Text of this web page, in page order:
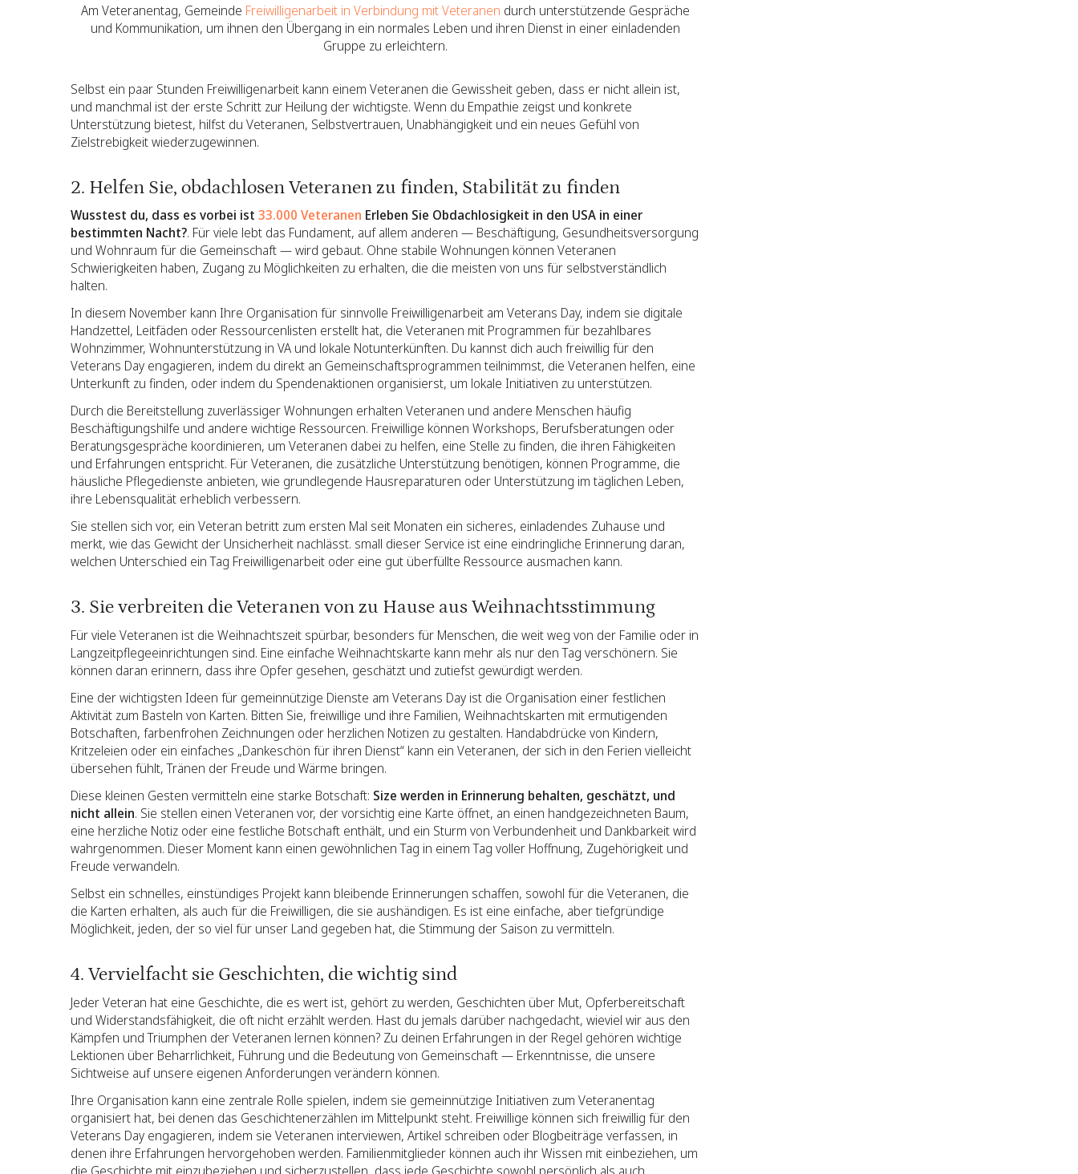
Am Veteranentag, Gemeinde Freiwilligenarbeit in Verbindung mit Veteranen durch unterstützende Gespräche
und Kommunikation, um ihnen den Übergang in ein normales Leben und ihren Dienst in einer einladenden
Gruppe zu erleichtern.
Selbst ein paar Stunden Freiwilligenarbeit kann einem Veteranen die Gewissheit geben, dass er nicht allein ist,
und manchmal ist der erste Schritt zur Heilung der wichtigste. Wenn du Empathie zeigst und konkrete
Unterstützung bietest, hilfst du Veteranen, Selbstvertrauen, Unabhängigkeit und ein neues Gefühl von
Zielstrebigkeit wiederzugewinnen.
2. Helfen Sie, obdachlosen Veteranen zu finden, Stabilität zu finden
Wusstest du, dass es vorbei ist 33.000 Veteranen Erleben Sie Obdachlosigkeit in den USA in einer
bestimmten Nacht?. Für viele lebt das Fundament, auf allem anderen — Beschäftigung, Gesundheitsversorgung
und Wohnraum für die Gemeinschaft — wird gebaut. Ohne stabile Wohnungen können Veteranen
Schwierigkeiten haben, Zugang zu Möglichkeiten zu erhalten, die die meisten von uns für selbstverständlich
halten.
In diesem November kann Ihre Organisation für sinnvolle Freiwilligenarbeit am Veterans Day, indem sie digitale
Handzettel, Leitfäden oder Ressourcenlisten erstellt hat, die Veteranen mit Programmen für bezahlbares
Wohnzimmer, Wohnunterstützung in VA und lokale Notunterkünften. Du kannst dich auch freiwillig für den
Veterans Day engagieren, indem du direkt an Gemeinschaftsprogrammen teilnimmst, die Veteranen helfen, eine
Unterkunft zu finden, oder indem du Spendenaktionen organisierst, um lokale Initiativen zu unterstützen.
Durch die Bereitstellung zuverlässiger Wohnungen erhalten Veteranen und andere Menschen häufig
Beschäftigungshilfe und andere wichtige Ressourcen. Freiwillige können Workshops, Berufsberatungen oder
Beratungsgespräche koordinieren, um Veteranen dabei zu helfen, eine Stelle zu finden, die ihren Fähigkeiten
und Erfahrungen entspricht. Für Veteranen, die zusätzliche Unterstützung benötigen, können Programme, die
häusliche Pflegedienste anbieten, wie grundlegende Hausreparaturen oder Unterstützung im täglichen Leben,
ihre Lebensqualität erheblich verbessern.
Sie stellen sich vor, ein Veteran betritt zum ersten Mal seit Monaten ein sicheres, einladendes Zuhause und
merkt, wie das Gewicht der Unsicherheit nachlässt. small dieser Service ist eine eindringliche Erinnerung daran,
welchen Unterschied ein Tag Freiwilligenarbeit oder eine gut überfüllte Ressource ausmachen kann.
3. Sie verbreiten die Veteranen von zu Hause aus Weihnachtsstimmung
Für viele Veteranen ist die Weihnachtszeit spürbar, besonders für Menschen, die weit weg von der Familie oder in
Langzeitpflegeeinrichtungen sind. Eine einfache Weihnachtskarte kann mehr als nur den Tag verschönern. Sie
können daran erinnern, dass ihre Opfer gesehen, geschätzt und zutiefst gewürdigt werden.
Eine der wichtigsten Ideen für gemeinnützige Dienste am Veterans Day ist die Organisation einer festlichen
Aktivität zum Basteln von Karten. Bitten Sie, freiwillige und ihre Familien, Weihnachtskarten mit ermutigenden
Botschaften, farbenfrohen Zeichnungen oder herzlichen Notizen zu gestalten. Handabdrücke von Kindern,
Kritzeleien oder ein einfaches „Dankeschön für ihren Dienst“ kann ein Veteranen, der sich in den Ferien vielleicht
übersehen fühlt, Tränen der Freude und Wärme bringen.
Diese kleinen Gesten vermitteln eine starke Botschaft: Size werden in Erinnerung behalten, geschätzt, und
nicht allein. Sie stellen einen Veteranen vor, der vorsichtig eine Karte öffnet, an einen handgezeichneten Baum,
eine herzliche Notiz oder eine festliche Botschaft enthält, und ein Sturm von Verbundenheit und Dankbarkeit wird
wahrgenommen. Dieser Moment kann einen gewöhnlichen Tag in einem Tag voller Hoffnung, Zugehörigkeit und
Freude verwandeln.
Selbst ein schnelles, einstündiges Projekt kann bleibende Erinnerungen schaffen, sowohl für die Veteranen, die
die Karten erhalten, als auch für die Freiwilligen, die sie aushändigen. Es ist eine einfache, aber tiefgründige
Möglichkeit, jeden, der so viel für unser Land gegeben hat, die Stimmung der Saison zu vermitteln.
4. Vervielfacht sie Geschichten, die wichtig sind
Jeder Veteran hat eine Geschichte, die es wert ist, gehört zu werden, Geschichten über Mut, Opferbereitschaft
und Widerstandsfähigkeit, die oft nicht erzählt werden. Hast du jemals darüber nachgedacht, wieviel wir aus den
Kämpfen und Triumphen der Veteranen lernen können? Zu deinen Erfahrungen in der Regel gehören wichtige
Lektionen über Beharrlichkeit, Führung und die Bedeutung von Gemeinschaft — Erkenntnisse, die unsere
Sichtweise auf unsere eigenen Anforderungen verändern können.
Ihre Organisation kann eine zentrale Rolle spielen, indem sie gemeinnützige Initiativen zum Veteranentag
organisiert hat, bei denen das Geschichtenerzählen im Mittelpunkt steht. Freiwillige können sich freiwillig für den
Veterans Day engagieren, indem sie Veteranen interviewen, Artikel schreiben oder Blogbeiträge verfassen, in
denen ihre Erfahrungen hervorgehoben werden. Familienmitglieder können auch ihr Wissen mit einbeziehen, um